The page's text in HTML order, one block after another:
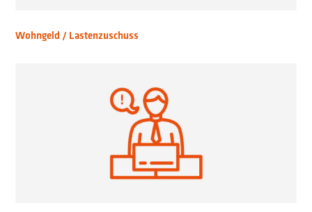
Wohngeld / Lastenzuschuss